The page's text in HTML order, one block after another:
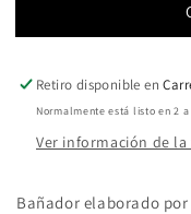
Retiro disponible en
Normalmente está listo en 2 a
Ver información de la
Bañador elaborado